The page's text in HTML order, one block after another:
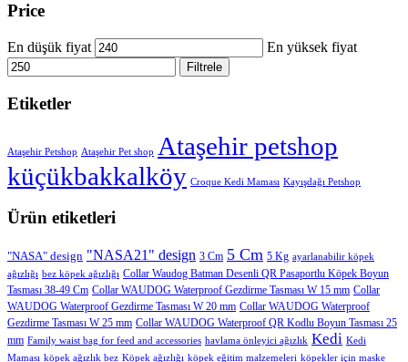
Price
En düşük fiyat En yüksek fiyat
Filtrele
Etiketler
Ataşehir Petshop Ataşehir Pet shop
Ataşehir petshop
küçükbakkalköy Croque Kedi Maması Kayışdağı Petshop
Ürün etiketleri
"NASA" design "NASA21" design 3 Cm 5 Cm 5 Kg ayarlanabilir köpek
ağızlığı bez köpek ağızlığı Collar Waudog Batman Desenli QR Pasaportlu Köpek Boyun
Tasması 38-49 Cm Collar WAUDOG Waterproof Gezdirme Tasması W 15 mm Collar
WAUDOG Waterproof Gezdirme Tasması W 20 mm Collar WAUDOG Waterproof
Gezdirme Tasması W 25 mm Collar WAUDOG Waterproof QR Kodlu Boyun Tasması 25
mm Family waist bag for feed and accessories havlama önleyici ağızlık Kedi Kedi
Maması köpek ağızlık bez Köpek ağızlığı köpek eğitim malzemeleri köpekler için maske